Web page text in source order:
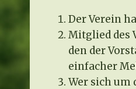
Der Verein
Mitglied des
den der
einfacher
Wer sich um